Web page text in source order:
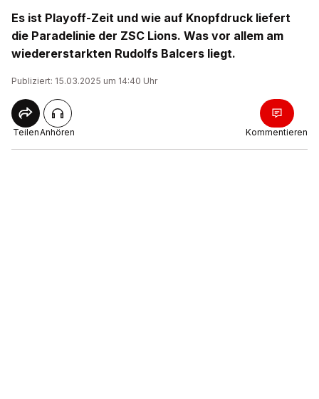
Es ist Playoff-Zeit und wie auf Knopfdruck liefert
die Paradelinie der ZSC Lions. Was vor allem am
wiedererstarkten Rudolfs Balcers liegt.
Publiziert: 15.03.2025 um 14:40 Uhr
TeilenAnhören Kommentieren